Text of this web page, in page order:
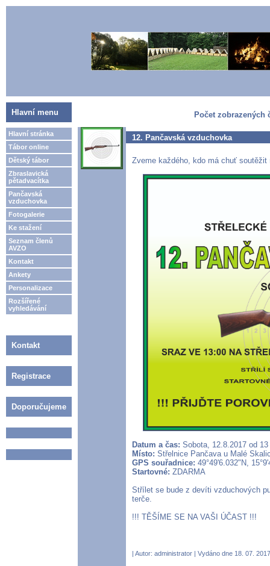
Hlavní menu
Hlavní stránka
Tábor online
Dětský tábor
Zbraslavická
pětadvacítka
Pančavská
vzduchovka
Fotogalerie
Ke stažení
Seznam členů
AVZO
Kontakt
Ankety
Personalizace
Rozšířené
vyhledávání
Kontakt
Registrace
Doporučujeme
Počet zobrazených
12. Pančavská vzduchovka
Zveme každého, kdo má chuť
Datum a čas: Sobota, 12.8.2017 od 13
Místo: Střelnice Pančava u Malé
GPS souřadnice: 49°49'6.032"N,
Startovné: ZDARMA
Střílet se bude z devíti vzduchových
terče.
!!! TĚŠÍME SE NA VAŠI ÚČAST !!!
| Autor: administrator | Vydáno dne 18. 07.